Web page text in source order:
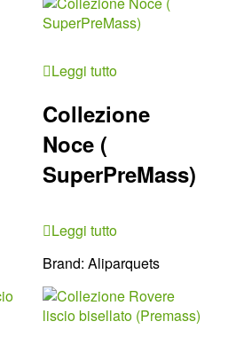
Leggi tutto
Collezione
Noce (
SuperPreMass)
Leggi tutto
Brand: Aliparquets